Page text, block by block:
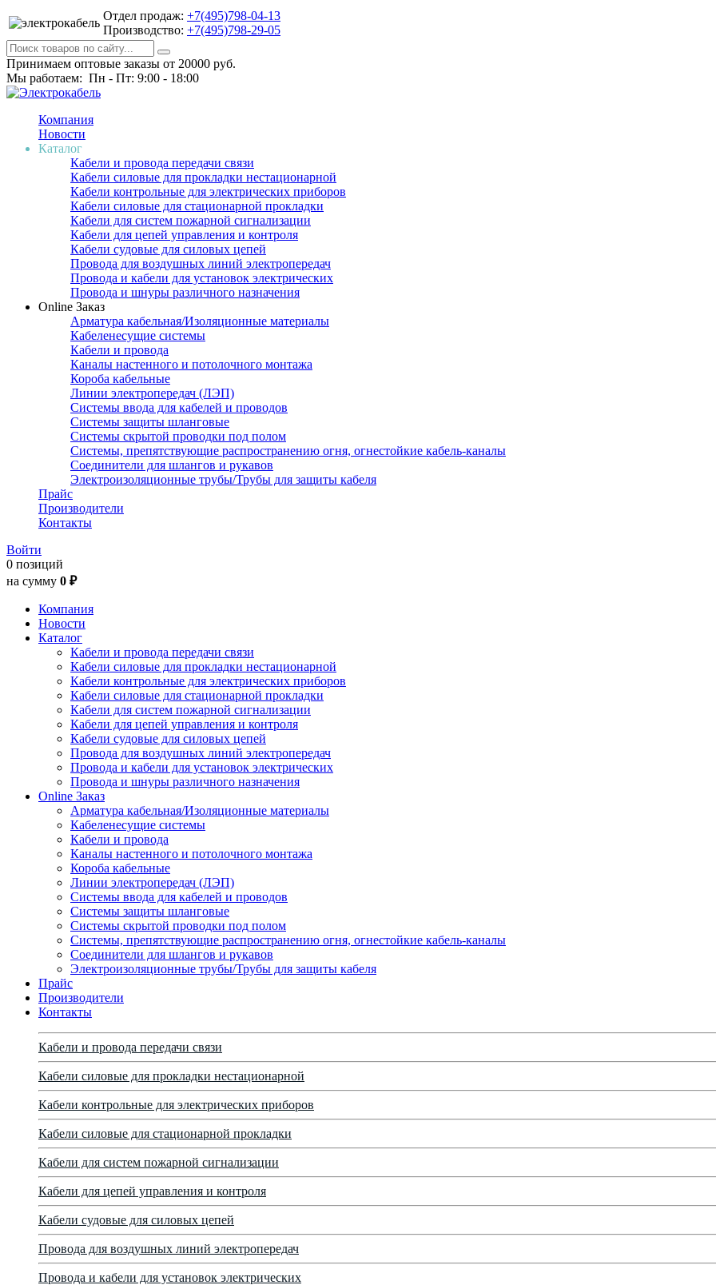
Отдел продаж: +7(495)798-04-13
Производство: +7(495)798-29-05
Принимаем оптовые заказы от 20000 руб.
Мы работаем: Пн - Пт: 9:00 - 18:00
Компания
Новости
Каталог
Кабели и провода передачи связи
Кабели силовые для прокладки нестационарной
Кабели контрольные для электрических приборов
Кабели силовые для стационарной прокладки
Кабели для систем пожарной сигнализации
Кабели для цепей управления и контроля
Кабели судовые для силовых цепей
Провода для воздушных линий электропередач
Провода и кабели для установок электрических
Провода и шнуры различного назначения
Online Заказ
Арматура кабельная/Изоляционные материалы
Кабеленесущие системы
Кабели и провода
Каналы настенного и потолочного монтажа
Короба кабельные
Линии электропередач (ЛЭП)
Системы ввода для кабелей и проводов
Системы защиты шланговые
Системы скрытой проводки под полом
Системы, препятствующие распространению огня, огнестойкие кабель-каналы
Соединители для шлангов и рукавов
Электроизоляционные трубы/Трубы для защиты кабеля
Прайс
Производители
Контакты
Войти
0 позиций
на сумму 0 ₽
Компания
Новости
Каталог
Кабели и провода передачи связи
Кабели силовые для прокладки нестационарной
Кабели контрольные для электрических приборов
Кабели силовые для стационарной прокладки
Кабели для систем пожарной сигнализации
Кабели для цепей управления и контроля
Кабели судовые для силовых цепей
Провода для воздушных линий электропередач
Провода и кабели для установок электрических
Провода и шнуры различного назначения
Online Заказ
Арматура кабельная/Изоляционные материалы
Кабеленесущие системы
Кабели и провода
Каналы настенного и потолочного монтажа
Короба кабельные
Линии электропередач (ЛЭП)
Системы ввода для кабелей и проводов
Системы защиты шланговые
Системы скрытой проводки под полом
Системы, препятствующие распространению огня, огнестойкие кабель-каналы
Соединители для шлангов и рукавов
Электроизоляционные трубы/Трубы для защиты кабеля
Прайс
Производители
Контакты
Кабели и провода передачи связи
Кабели силовые для прокладки нестационарной
Кабели контрольные для электрических приборов
Кабели силовые для стационарной прокладки
Кабели для систем пожарной сигнализации
Кабели для цепей управления и контроля
Кабели судовые для силовых цепей
Провода для воздушных линий электропередач
Провода и кабели для установок электрических